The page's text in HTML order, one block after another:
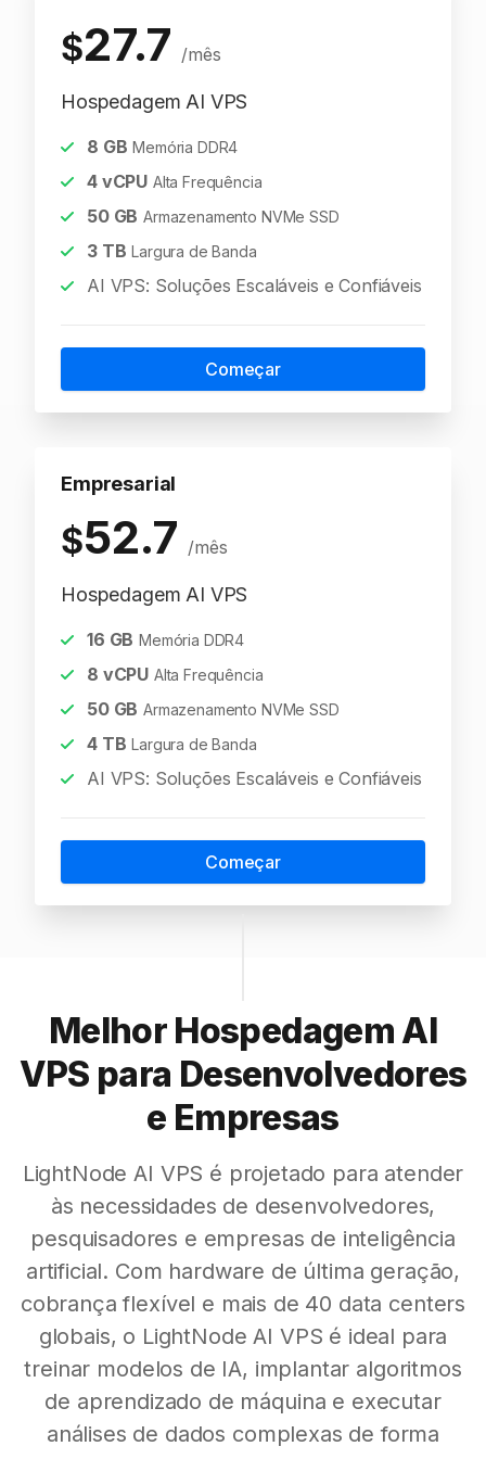
$27.7 /mês
Hospedagem AI VPS
8 GB Memória DDR4
4vCPU Alta Frequência
50GB Armazenamento NVMe SSD
3TB Largura de Banda
AI VPS: Soluções Escaláveis e Confiáveis
Começar
Empresarial
$52.7 /mês
Hospedagem AI VPS
16 GB Memória DDR4
8 vCPU Alta Frequência
50GB Armazenamento NVMe SSD
4TB Largura de Banda
AI VPS: Soluções Escaláveis e Confiáveis
Começar
Melhor Hospedagem AI
VPS para Desenvolvedores
e Empresas
LightNode AI VPS é projetado para atender
às necessidades de desenvolvedores,
pesquisadores e empresas de inteligência
artificial. Com hardware de última geração,
cobrança flexível e mais de 40 data centers
globais, o LightNode AI VPS é ideal para
treinar modelos de IA, implantar algoritmos
de aprendizado de máquina e executar
análises de dados complexas de forma